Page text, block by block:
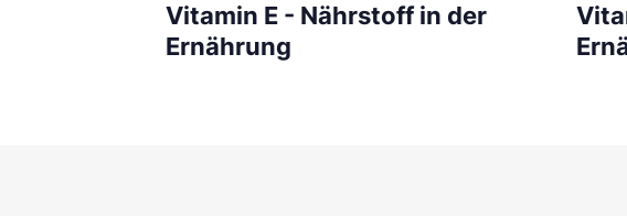
Vitamin E - Nährstoff in der
Ernährung